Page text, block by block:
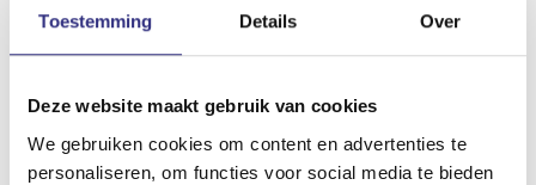
Toestemming Details Over
Deze website maakt gebruik van cookies
We gebruiken cookies om content en advertenties te
personaliseren, om functies voor social media te bieden
De (sport)diëtist van het USC valt onder het SMA. Door de
fysiotherapeuten, sportarts,bewegingswetenschappers
personal trainers staat kwaliteit hoog in het vaandel. Johnny
heeft daarnaast grote affiniteit met sport door zijn eigen